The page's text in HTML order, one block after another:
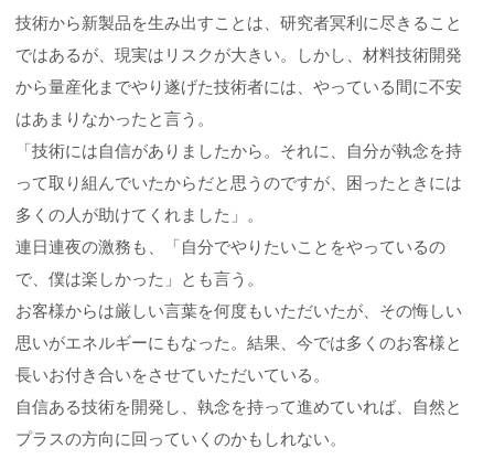
技術から新製品を生み出すことは、研究者冥利に尽きること
ではあるが、現実はリスクが大きい。しかし、材料技術開発
から量産化までやり遂げた技術者には、やっている間に不安
はあまりなかったと言う。
「技術には自信がありましたから。それに、自分が執念を持
って取り組んでいたからだと思うのですが、困ったときには
多くの人が助けてくれました」。
連日連夜の激務も、「自分でやりたいことをやっているの
で、僕は楽しかった」とも言う。
お客様からは厳しい言葉を何度もいただいたが、その悔しい
思いがエネルギーにもなった。結果、今では多くのお客様と
長いお付き合いをさせていただいている。
自信ある技術を開発し、執念を持って進めていれば、自然と
プラスの方向に回っていくのかもしれない。